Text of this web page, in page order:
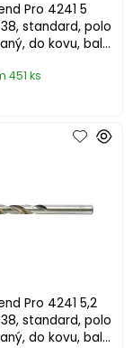
Pro 4241 5
standard, polo
do kovu, bal.
451 ks
Pro 4241 5,2
standard, polo
do kovu, bal.